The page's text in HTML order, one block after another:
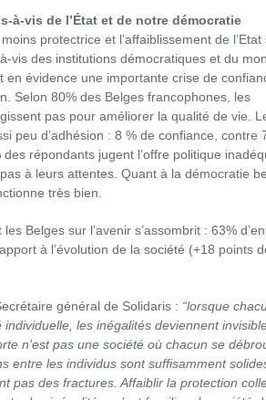
à-vis de l’État et de notre démocratie
protectrice et l’affaiblissement de l’Etat
vis des institutions démocratiques et du
en évidence une importante crise de
Selon 80% des Belges francophones, les
pas pour améliorer la qualité de vie.
peu d’adhésion : 8 % de confiance, contre
répondants jugent l’offre politique
à leurs attentes. Quant à la démocratie
très bien.
Belges sur l’avenir s’assombrit : 63%
à l’évolution de la société (+18 points
général de Solidaris : “lorsque
les inégalités deviennent
n’est pas une société où chacun se
entre les individus sont suffisamment
pas des fractures. Affaiblir la protection